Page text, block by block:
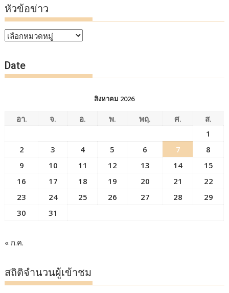
หัวข้อข่าว
หัวข้อ
Date
สิงหาคม 2026
อา. จ. อ. พ. พฤ. ศ.
ส.
1
2
3 4 5 6 7
8
9
10 11 12 13 14
15
16
17 18 19 20 21
22
23
24 25 26 27 28
29
30
31
« ก.ค.
สถิติจำนวนผู้เข้าชม